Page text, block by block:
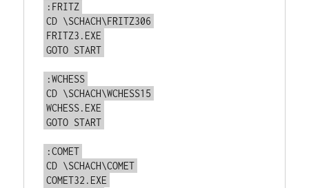
:FRITZ
CD \SCHACH\FRITZ306
FRITZ3.EXE
GOTO START
:WCHESS
CD \SCHACH\WCHESS15
WCHESS.EXE
GOTO START
:COMET
CD \SCHACH\COMET
COMET32.EXE